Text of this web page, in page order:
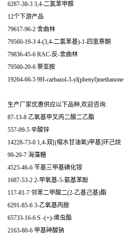
6287-38-3 3,4-二氯苯甲醛
12个下游产品
79617-96-2 舍曲林
79560-19-3 4-(3,4-二氯苯基)-1-四氢萘酮
79836-45-6 RAC-反-舍曲林
79560-20-6 萘亚胺
19264-66-5 9H-carbazol-3-yl(phenyl)methanone
生产厂家优惠供应以下品种,欢迎咨询:
87-13-8 乙氧基甲叉丙二酸二乙酯
557-09-5 辛酸锌
14228-73-0 1,4-双[(缩水甘油氧)甲基]环己烷
99-20-7 海藻糖
4525-46-6 苄基三甲基碘化铵
1687-53-2 2-甲氧基-5-氨基苯酚
117-81-7 邻苯二甲酸二(2-乙基己基)酯
6291-85-6 3-乙氧基丙胺
65733-16-6 S -(+)-烯虫酯
2163-80-6 甲基砷酸钠